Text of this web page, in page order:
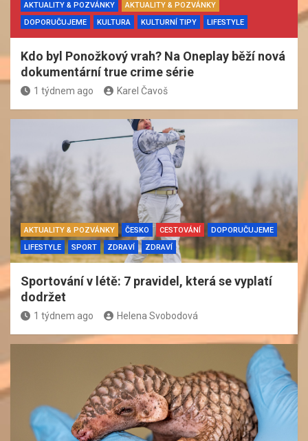
AKTUALITY & POZVÁNKY
AKTUALITY & POZVÁNKY
DOPORUČUJEME
KULTURA KULTURNÍ TIPY LIFESTYLE
Kdo byl Ponožkový vrah? Na Oneplay běží nová
dokumentární true crime série
1 týdnem ago Karel Čavoš
AKTUALITY & POZVÁNKY ČESKO CESTOVÁNÍ
DOPORUČUJEME
LIFESTYLE
SPORT ZDRAVÍ ZDRAVÍ
Sportování v létě: 7 pravidel, která se vyplatí
dodržet
1 týdnem ago Helena Svobodová